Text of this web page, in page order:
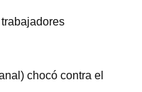
chocó contra el